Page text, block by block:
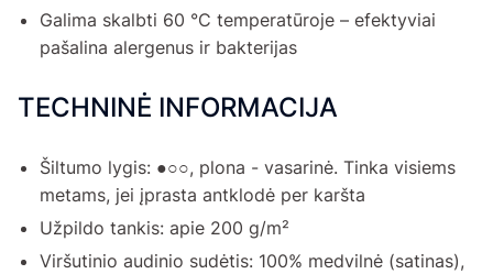
Galima skalbti 60 °C temperatūroje – efektyviai
pašalina alergenus ir bakterijas
TECHNINĖ INFORMACIJA
Šiltumo lygis: ●○○, plona - vasarinė. Tinka visiems
metams, jei įprasta antklodė per karšta
Užpildo tankis: apie 200 g/m²
Viršutinio audinio sudėtis: 100% medvilnė (satinas),